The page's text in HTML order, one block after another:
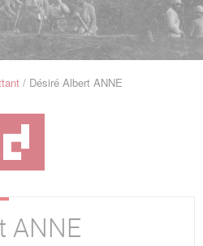
Désiré Albert ANNE
ANNE